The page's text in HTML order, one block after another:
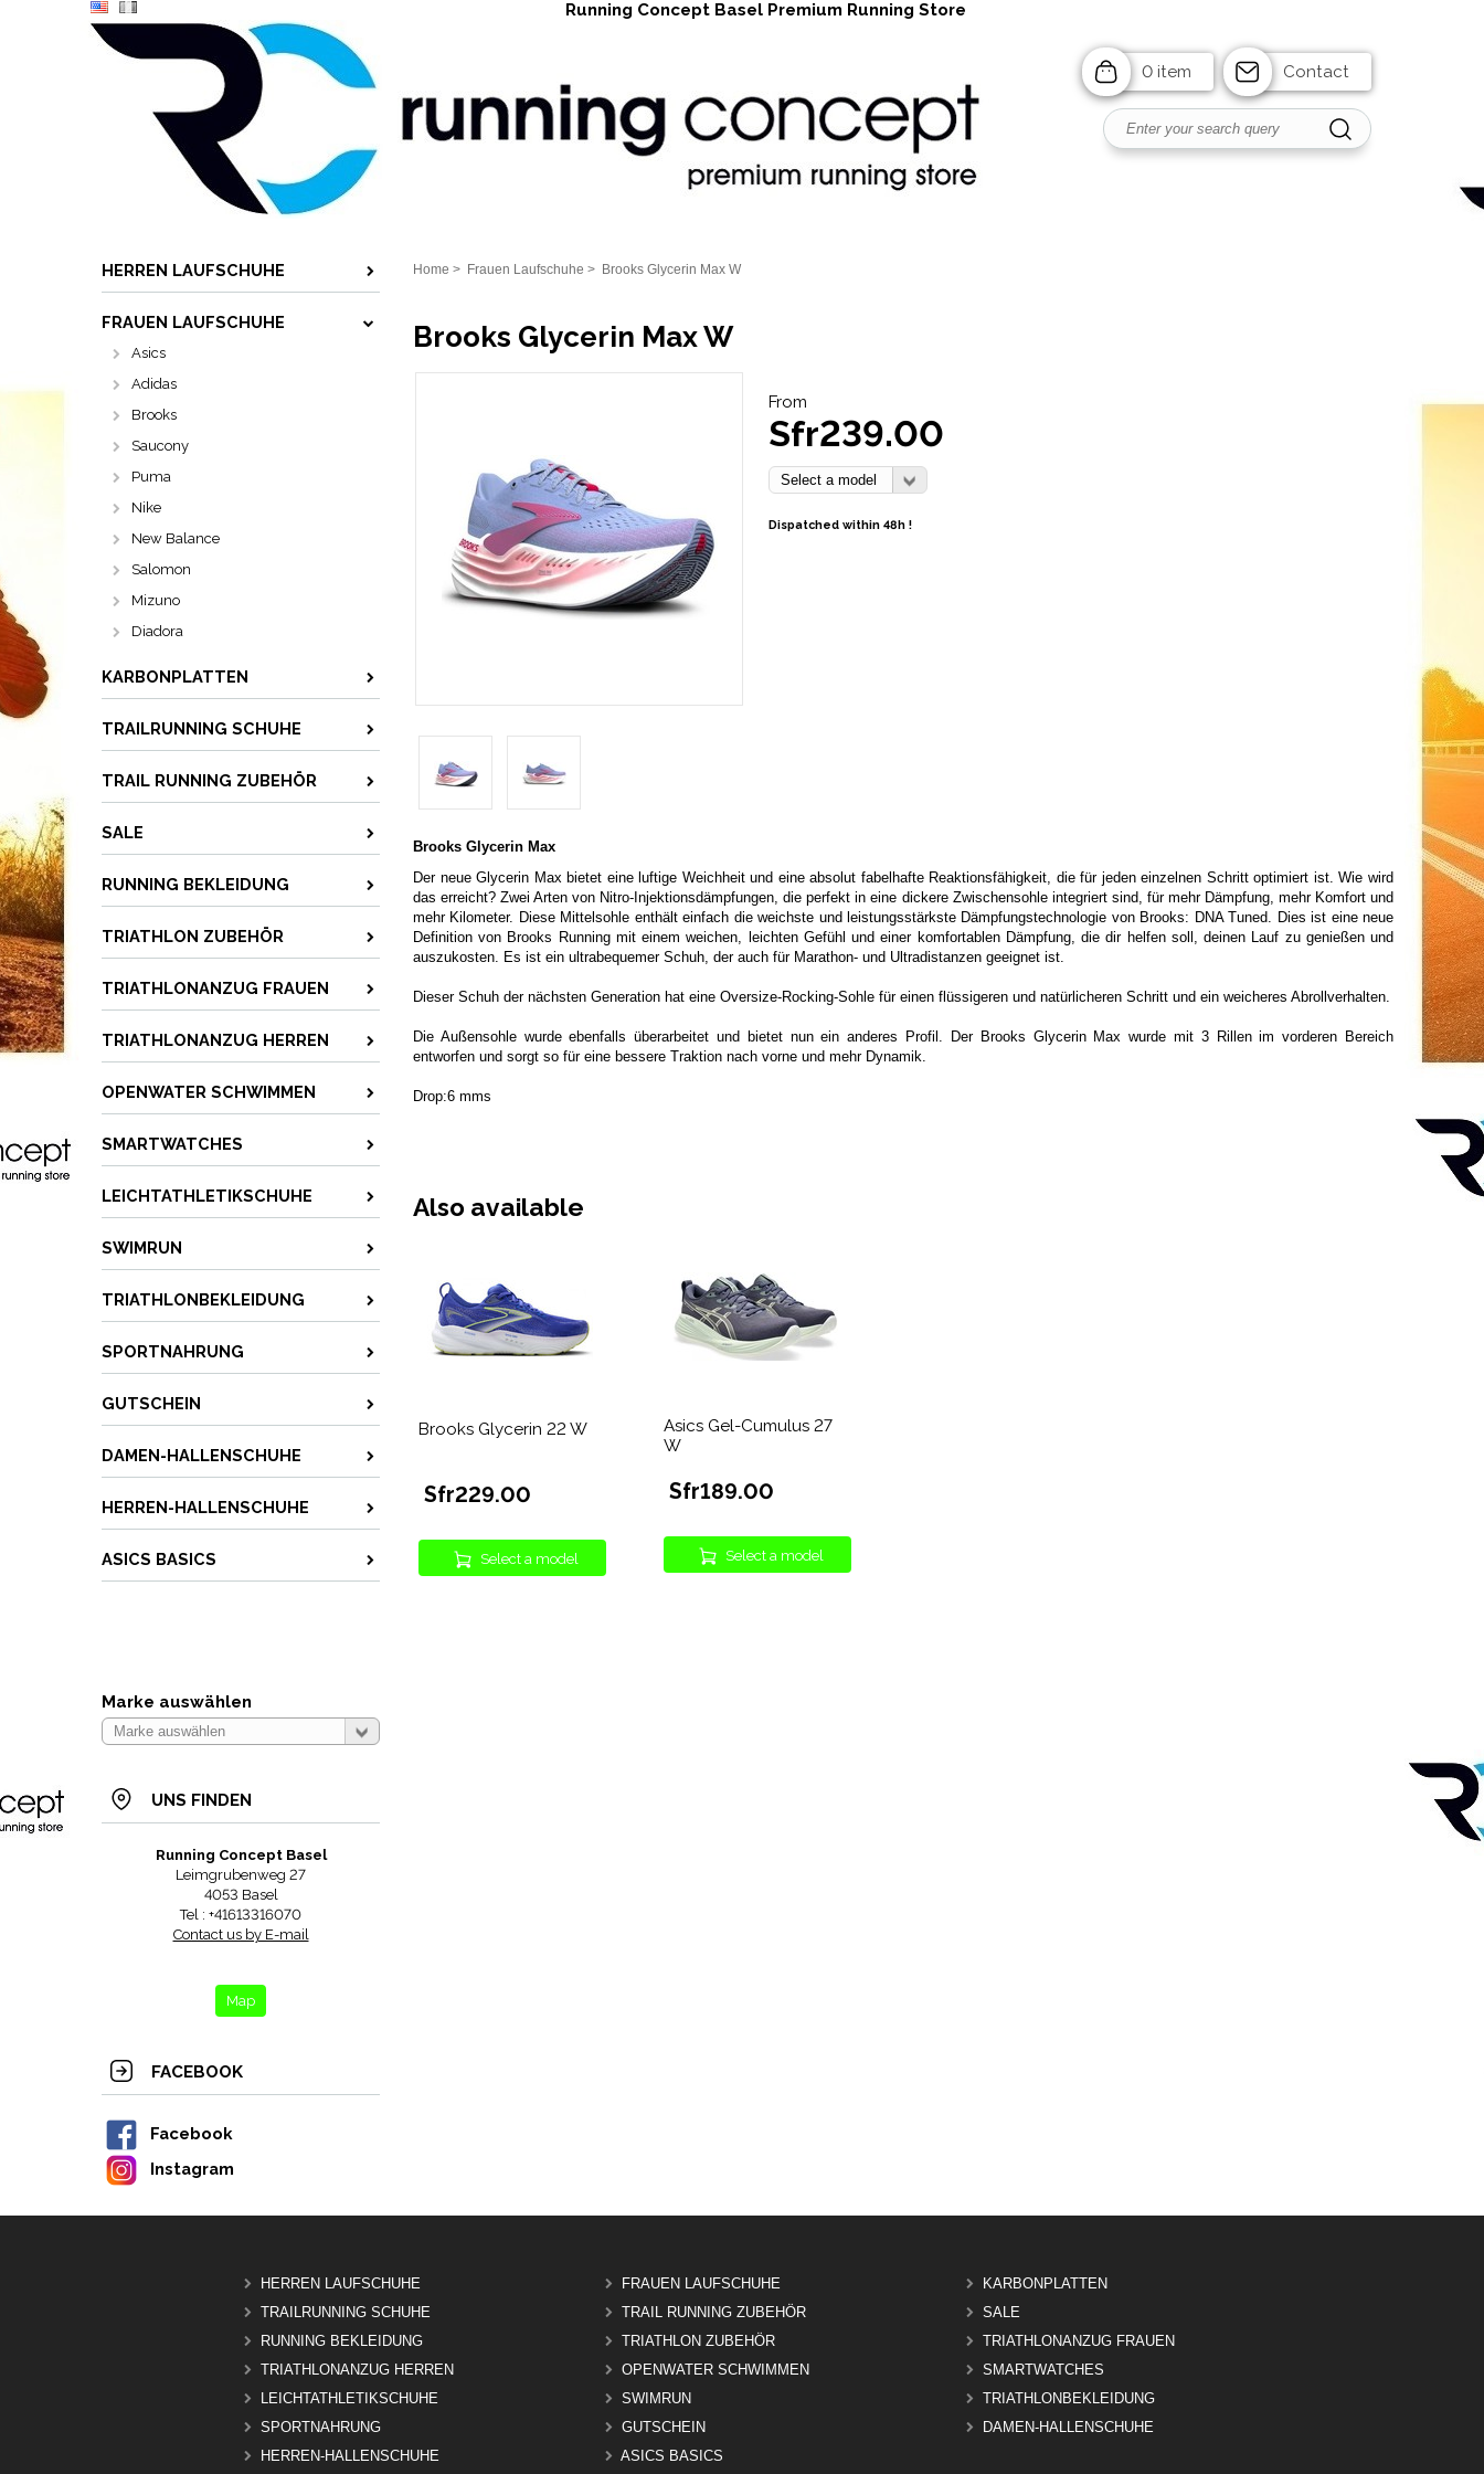
Running Concept Basel Premium Running Store
0 item Contact
HERREN LAUFSCHUHE
FRAUEN LAUFSCHUHE
Asics
Adidas
Brooks
Saucony
Puma
Nike
New Balance
Salomon
Mizuno
Diadora
KARBONPLATTEN
TRAILRUNNING SCHUHE
TRAIL RUNNING ZUBEHÖR
SALE
RUNNING BEKLEIDUNG
TRIATHLON ZUBEHÖR
TRIATHLONANZUG FRAUEN
TRIATHLONANZUG HERREN
OPENWATER SCHWIMMEN
SMARTWATCHES
LEICHTATHLETIKSCHUHE
SWIMRUN
TRIATHLONBEKLEIDUNG
SPORTNAHRUNG
GUTSCHEIN
DAMEN-HALLENSCHUHE
HERREN-HALLENSCHUHE
ASICS BASICS
Marke auswählen
UNS FINDEN
Running Concept Basel
Leimgrubenweg 27
4053 Basel
Tel : +41613316070
Contact us by E-mail
Map
FACEBOOK
Facebook
Instagram
Home > Frauen Laufschuhe > Brooks Glycerin Max W
Brooks Glycerin Max W
From
Sfr239.00
Dispatched within 48h !
Brooks Glycerin Max
Der neue Glycerin Max bietet eine luftige Weichheit und eine absolut fabelhafte Reaktionsfähigkeit, die für jeden einzelnen Schritt optimiert ist. Wie wird
das erreicht? Zwei Arten von Nitro-Injektionsdämpfungen, die perfekt in eine dickere Zwischensohle integriert sind, für mehr Dämpfung, mehr Komfort und
mehr Kilometer. Diese Mittelsohle enthält einfach die weichste und leistungsstärkste Dämpfungstechnologie von Brooks: DNA Tuned. Dies ist eine neue
Definition von Brooks Running mit einem weichen, leichten Gefühl und einer komfortablen Dämpfung, die dir helfen soll, deinen Lauf zu genießen und
auszukosten. Es ist ein ultrabequemer Schuh, der auch für Marathon- und Ultradistanzen geeignet ist.
Dieser Schuh der nächsten Generation hat eine Oversize-Rocking-Sohle für einen flüssigeren und natürlicheren Schritt und ein weicheres Abrollverhalten.
Die Außensohle wurde ebenfalls überarbeitet und bietet nun ein anderes Profil. Der Brooks Glycerin Max wurde mit 3 Rillen im vorderen Bereich
entworfen und sorgt so für eine bessere Traktion nach vorne und mehr Dynamik.
Drop:6 mms
Also available
Brooks Glycerin 22 W
Sfr229.00
Select a model
Asics Gel-Cumulus 27
W
Sfr189.00
Select a model
HERREN LAUFSCHUHE FRAUEN LAUFSCHUHE
KARBONPLATTEN
TRAILRUNNING SCHUHE
TRAIL RUNNING ZUBEHÖR
SALE
RUNNING BEKLEIDUNG
TRIATHLON ZUBEHÖR
TRIATHLONANZUG FRAUEN
TRIATHLONANZUG HERREN
OPENWATER SCHWIMMEN
SMARTWATCHES
LEICHTATHLETIKSCHUHE
SWIMRUN
TRIATHLONBEKLEIDUNG
SPORTNAHRUNG
GUTSCHEIN
DAMEN-HALLENSCHUHE
HERREN-HALLENSCHUHE
ASICS BASICS